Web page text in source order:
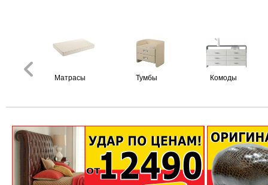
Матрасы Тумбы Комоды